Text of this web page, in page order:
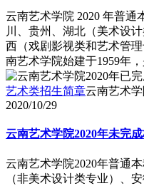
云南艺术学院 2020 年普通
川、贵州、湖北（美术设
西（戏剧影视类和艺术管
南艺术学院始建于1959年
艺术类招生简章云南艺术
2020/10/29
云南艺术学院2020年未完
云南艺术学院2020年普通
（非美术设计类专业）、